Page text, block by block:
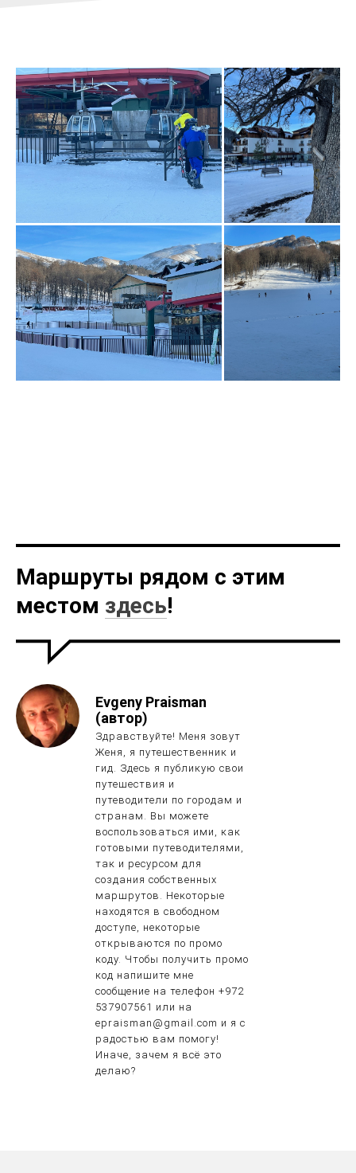
Маршруты рядом с этим
местом здесь!
Evgeny Praisman
(автор)
Здравствуйте! Меня зовут
Женя, я путешественник и
гид. Здесь я публикую свои
путешествия и
путеводители по городам и
странам. Вы можете
воспользоваться ими, как
готовыми путеводителями,
так и ресурсом для
создания собственных
маршрутов. Некоторые
находятся в свободном
доступе, некоторые
открываются по промо
коду. Чтобы получить промо
код напишите мне
сообщение на телефон +972
537907561 или на
epraisman@gmail.com и я с
радостью вам помогу!
Иначе, зачем я всё это
делаю?